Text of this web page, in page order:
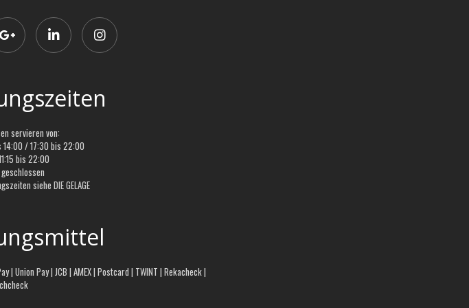
servieren von:
14:00 / 17:30 bis 22:00
bis 22:00
siehe DIE GELAGE
Union Pay | JCB | AMEX | Postcard | TWINT | Rekacheck |